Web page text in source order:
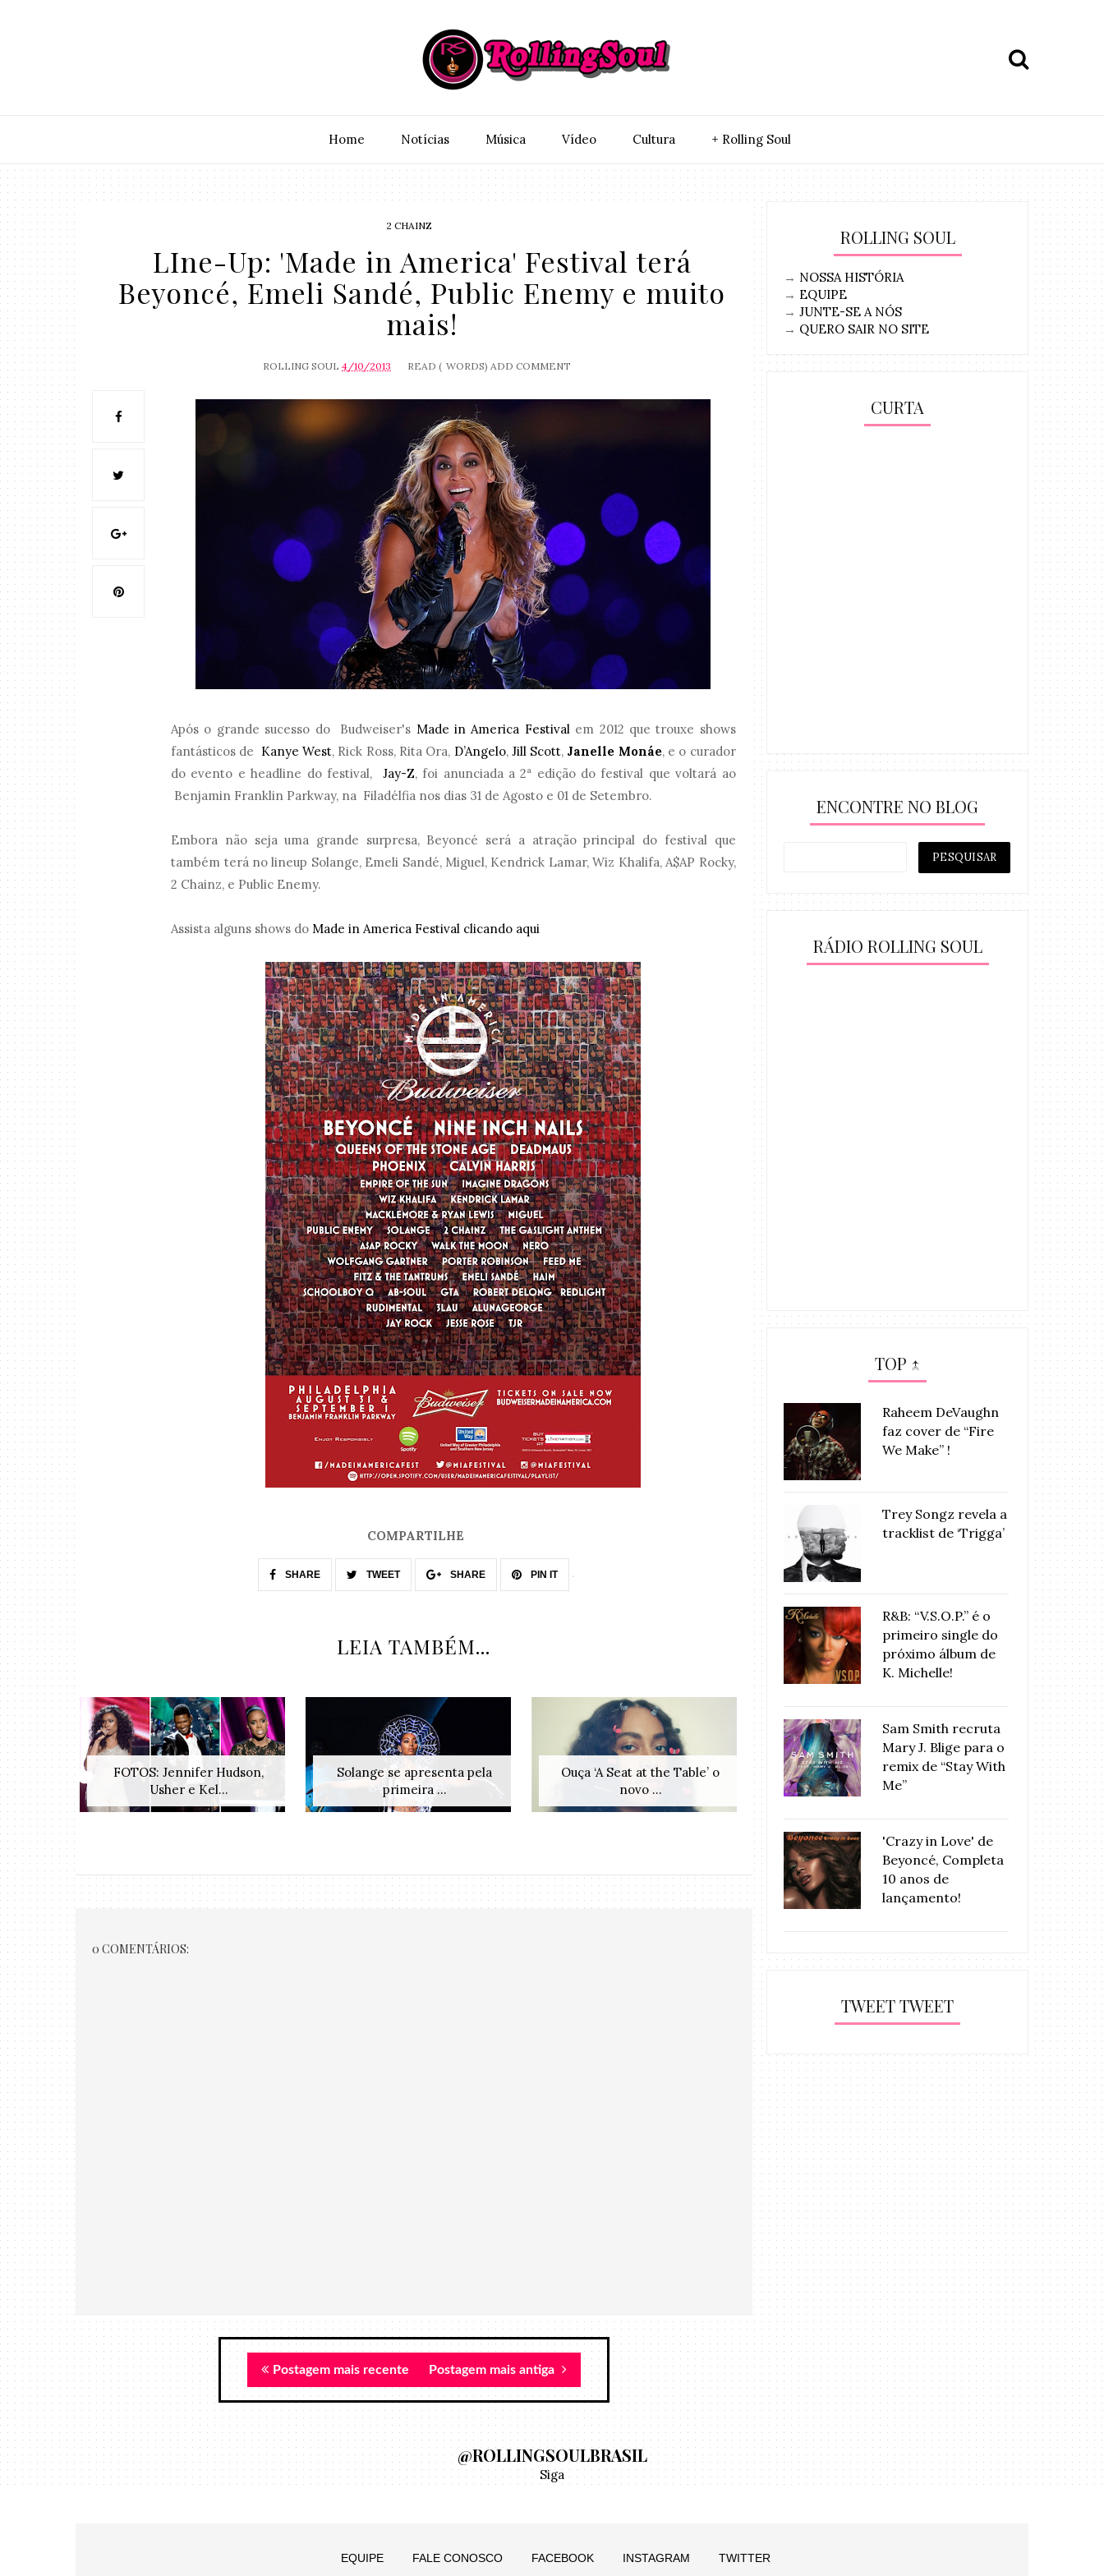
Home Notí­cias Música Vídeo Cultura + Rolling Soul
2 CHAINZ
LIne-Up: 'Made in America' Festival terá
Beyoncé, Emeli Sandé, Public Enemy e muito
mais!
ROLLING SOUL4/10/2013 READ ( WORDS) ADD COMMENT
Após o grande sucesso do Budweiser's Made in America Festival em 2012 que trouxe shows
fantásticos de Kanye West, Rick Ross, Rita Ora, D’Angelo, Jill Scott, Janelle Monáe, e o curador
do evento e headline do festival, Jay-Z, foi anunciada a 2ª edição do festival que voltará ao
Benjamin Franklin Parkway, na Filadélfia nos dias 31 de Agosto e 01 de Setembro.
Embora não seja uma grande surpresa, Beyoncé será a atração principal do festival que
também terá no lineup Solange, Emeli Sandé, Miguel, Kendrick Lamar, Wiz Khalifa, A$AP Rocky,
2 Chainz, e Public Enemy.
Assista alguns shows do Made in America Festival clicando aqui
COMPARTILHE
SHARE TWEET SHARE PIN IT
LEIA TAMBÉM...
FOTOS: Jennifer Hudson,
Usher e Kel...
Solange se apresenta pela
primeira ...
Ouça ‘A Seat at the Table’ o
novo ...
Lá vem a noiva! Solange
Knowles cas...
VMA 2014:
0 COMENTÁRIOS:
Postagem mais recente Postagem mais antiga
ROLLING SOUL
→ NOSSA HISTÓRIA
→ EQUIPE
→ JUNTE-SE A NÓS
→ QUERO SAIR NO SITE
CURTA
ENCONTRE NO BLOG
RÁDIO ROLLING SOUL
TOP ↑
Raheem DeVaughn
faz cover de “Fire
We Make” !
Trey Songz revela a
tracklist de ‘Trigga’
R&B: “V.S.O.P.” é o
primeiro single do
próximo álbum de
K. Michelle!
Sam Smith recruta
Mary J. Blige para o
remix de “Stay With
Me”
'Crazy in Love' de
Beyoncé, Completa
10 anos de
lançamento!
TWEET TWEET
@ROLLINGSOULBRASIL
Siga
EQUIPE FALE CONOSCO FACEBOOK INSTAGRAM TWITTER